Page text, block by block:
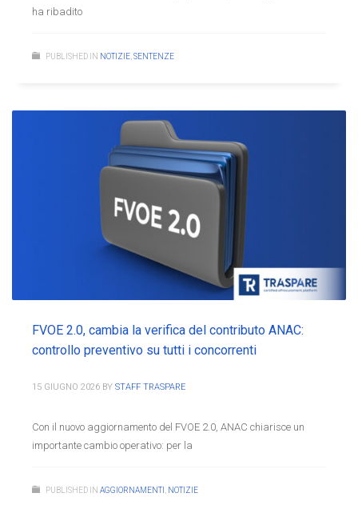
ha ribadito
PUBLISHED IN NOTIZIE SENTENZE
FVOE 2.0, cambia la verifica del contributo ANAC:
controllo preventivo su tutti i concorrenti
15 GIUGNO 2026 BY STAFF TRASPARE
Con il nuovo aggiornamento del FVOE 2.0, ANAC chiarisce un
importante cambio operativo: per la
PUBLISHED IN AGGIORNAMENTI NOTIZIE